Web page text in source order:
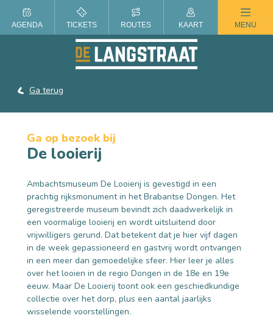
ZOMER IN DE LANGSTRAAT
Ga terug
Ga op bezoek bij
De looierij
Ambachtsmuseum De Looierij is gevestigd in een
prachtig rijksmonument in het Brabantse Dongen. Het
geregistreerde museum bevindt zich daadwerkelijk in
een voormalige looierij en wordt uitsluitend door
vrijwilligers gerund. Dat betekent dat je hier vijf dagen
in de week gepassioneerd en gastvrij wordt ontvangen
in een meer dan gemoedelijke sfeer. Hier leer je alles
over het looien in de regio Dongen in de 18e en 19e
eeuw. Maar De Looierij toont ook een geschiedkundige
collectie over het dorp, plus een aantal jaarlijks
wisselende voorstellingen.
AGENDA TICKETS ROUTES KAART MENU